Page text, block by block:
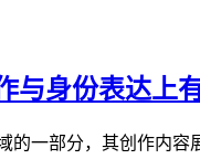
与身份表达上
的一部分，其创作内